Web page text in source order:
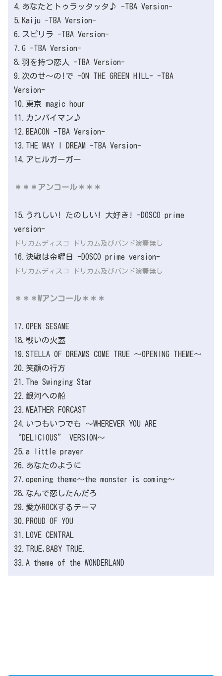
4.あなたとトゥラッタッタ♪ -TBA Version-
5.Kaiju -TBA Version-
6.スピリラ -TBA Version-
7.G -TBA Version-
8.羽を持つ恋人 -TBA Version-
9.次のせ〜の!で -ON THE GREEN HILL- -TBA
Version-
10.東京 magic hour
11.カンパイマン♪
12.BEACON -TBA Version-
13.THE WAY I DREAM -TBA Version-
14.アヒルガーガー
＊＊＊アンコール＊＊＊
15.うれしい! たのしい! 大好き! -DOSCO prime
version-
ドリカムディスコ ドリカム及びバンド演奏無し
16.決戦は金曜日 -DOSCO prime version-
ドリカムディスコ ドリカム及びバンド演奏無し
＊＊＊Wアンコール＊＊＊
17.OPEN SESAME
18.戦いの火蓋
19.STELLA OF DREAMS COME TRUE ～OPENING THEME～
20.笑顔の行方
21.The Swinging Star
22.銀河への船
23.WEATHER FORCAST
24.いつもいつでも ～WHEREVER YOU ARE
“DELICIOUS” VERSION～
25.a little prayer
26.あなたのように
27.opening theme～the monster is coming～
28.なんで恋したんだろ
29.愛がROCKするテーマ
30.PROUD OF YOU
31.LOVE CENTRAL
32.TRUE,BABY TRUE.
33.A theme of the WONDERLAND